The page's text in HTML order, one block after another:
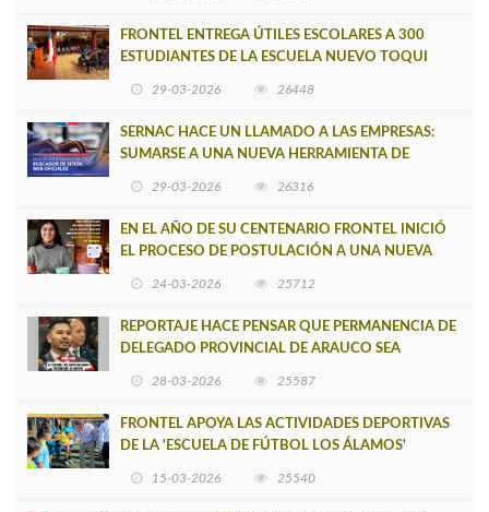
FRONTEL ENTREGA ÚTILES ESCOLARES A 300
ESTUDIANTES DE LA ESCUELA NUEVO TOQUI
29-03-2026 26448
SERNAC HACE UN LLAMADO A LAS EMPRESAS:
SUMARSE A UNA NUEVA HERRAMIENTA DE
29-03-2026 26316
EN EL AÑO DE SU CENTENARIO FRONTEL INICIÓ
EL PROCESO DE POSTULACIÓN A UNA NUEVA
24-03-2026 25712
REPORTAJE HACE PENSAR QUE PERMANENCIA DE
DELEGADO PROVINCIAL DE ARAUCO SEA
28-03-2026 25587
FRONTEL APOYA LAS ACTIVIDADES DEPORTIVAS
DE LA 'ESCUELA DE FÚTBOL LOS ÁLAMOS'
15-03-2026 25540